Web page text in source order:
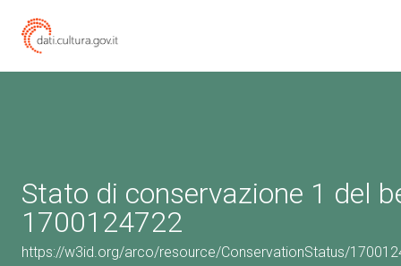
Stato di conservazione 1 del
1700124722
https://w3id.org/arco/resource/ConservationStatus/